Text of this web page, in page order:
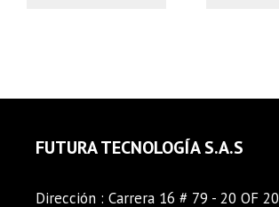
FUTURA TECNOLOGÍA S.A.S
Dirección : Carrera 16 # 79 - 20 OF